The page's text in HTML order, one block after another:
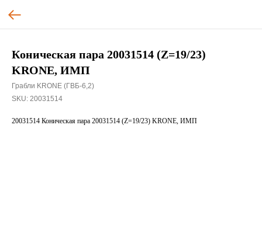
Коническая пара 20031514 (Z=19/23)
KRONE, ИМП
Грабли KRONE (ГВБ-6,2)
SKU: 20031514
20031514 Коническая пара 20031514 (Z=19/23) KRONE, ИМП